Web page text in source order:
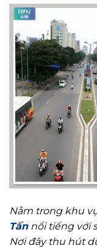
Nằm trong khu
Tấnnổi tiếng với
Nơi đây thu hút